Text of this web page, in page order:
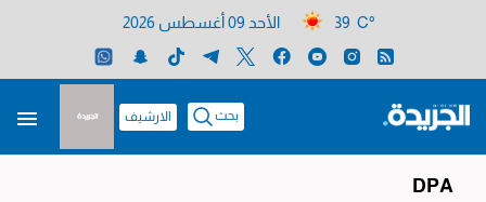
39 C° الأحد 09 أغسطس 2026
بحث الارشيف
DPA